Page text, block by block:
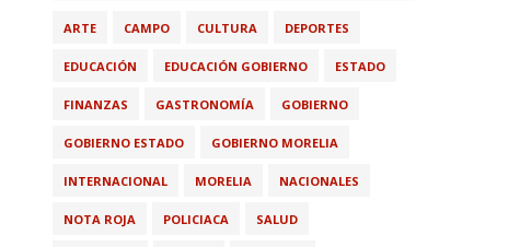
ARTE CAMPO CULTURA DEPORTES
EDUCACIÓN EDUCACIÓN GOBIERNO ESTADO
FINANZAS GASTRONOMÍA GOBIERNO
GOBIERNO ESTADO GOBIERNO MORELIA
INTERNACIONAL MORELIA NACIONALES
NOTA ROJA POLICIACA SALUD